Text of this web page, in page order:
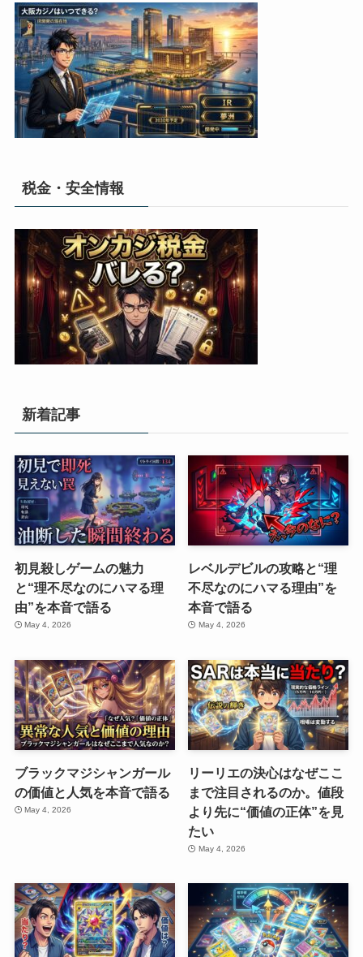
税金・安全情報
新着記事
初見殺しゲームの魅力
と“理不尽なのにハマる理
由”を本音で語る
May 4, 2026
レベルデビルの攻略と“理
不尽なのにハマる理由”を
本音で語る
May 4, 2026
ブラックマジシャンガール
の価値と人気を本音で語る
May 4, 2026
リーリエの決心はなぜここ
まで注目されるのか。値段
より先に“価値の正体”を見
たい
May 4, 2026